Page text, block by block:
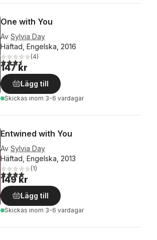
One with You
Av Sylvia Day
Häftad, Engelska, 2016
3,5utav 5 stjärnor. Totalt antal röster:
(4)
147 kr
Lägg till
Skickas inom 3-6 vardagar
Entwined with You
Av Sylvia Day
Häftad, Engelska, 2013
4,0utav 5 stjärnor. Totalt antal röster:
(1)
149 kr
Lägg till
Skickas inom 3-6 vardagar